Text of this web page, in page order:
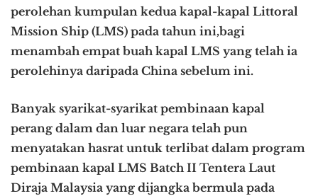
perolehan kumpulan kedua kapal-kapal Littoral
Mission Ship (LMS) pada tahun ini,bagi
menambah empat buah kapal LMS yang telah ia
perolehinya daripada China sebelum ini.
Banyak syarikat-syarikat pembinaan kapal
perang dalam dan luar negara telah pun
menyatakan hasrat untuk terlibat dalam program
pembinaan kapal LMS Batch II Tentera Laut
Diraja Malaysia yang dijangka bermula pada